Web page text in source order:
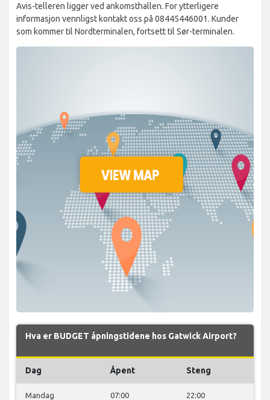
Avis-telleren ligger ved ankomsthallen. For ytterligere
informasjon vennligst kontakt oss på 08445446001. Kunder
som kommer til Nordterminalen, fortsett til Sør-terminalen.
Hva er BUDGET åpningstidene hos Gatwick Airport?
Dag Åpent Steng
Mandag 07:00 22:00